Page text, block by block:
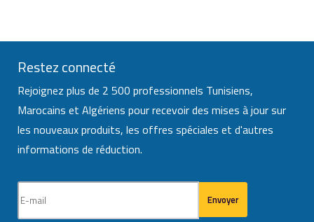
Restez connecté
Rejoignez plus de 2 500 professionnels Tunisiens,
Marocains et Algériens pour recevoir des mises à jour sur
les nouveaux produits, les offres spéciales et d'autres
informations de réduction.